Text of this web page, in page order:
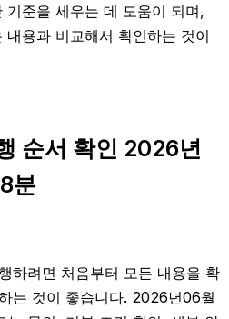
기준을 세우는 데 도움이 되며,
용과 비교해서 확인하는 것이
순서 확인 2026년
분
하려면 처음부터 모든 내용을 확
는 것이 좋습니다. 2026년06월